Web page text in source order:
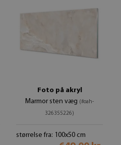
Foto på akryl
Marmor sten væg (#oah-
326355226)
størrelse fra: 100x50 cm